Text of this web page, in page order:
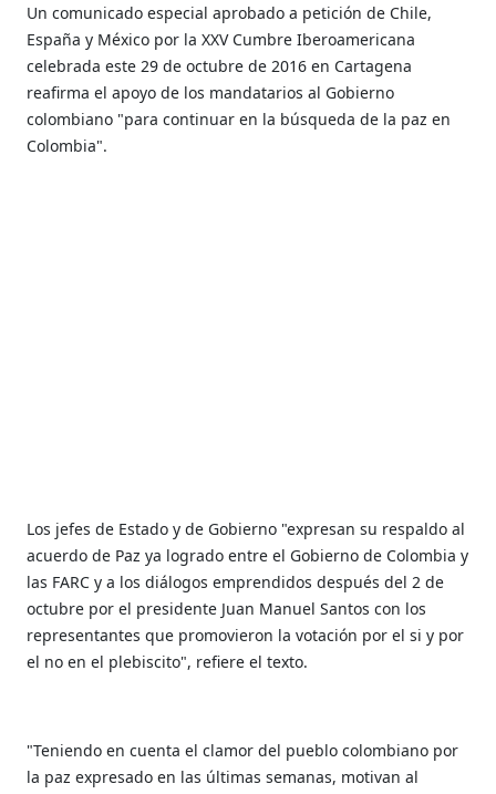
Un comunicado especial aprobado a petición de Chile,
España y México por la XXV Cumbre Iberoamericana
celebrada este 29 de octubre de 2016 en Cartagena
reafirma el apoyo de los mandatarios al Gobierno
colombiano "para continuar en la búsqueda de la paz en
Colombia".
Los jefes de Estado y de Gobierno "expresan su respaldo al
acuerdo de Paz ya logrado entre el Gobierno de Colombia y
las FARC y a los diálogos emprendidos después del 2 de
octubre por el presidente Juan Manuel Santos con los
representantes que promovieron la votación por el si y por
el no en el plebiscito", refiere el texto.
"Teniendo en cuenta el clamor del pueblo colombiano por
la paz expresado en las últimas semanas, motivan al